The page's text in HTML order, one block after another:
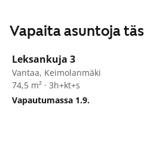
Vapaita asuntoja
/29
Leksankuja 3
Vantaa, Keimolanmäki
74,5 m² · 3h+kt+s
Vapautumassa 1.9.